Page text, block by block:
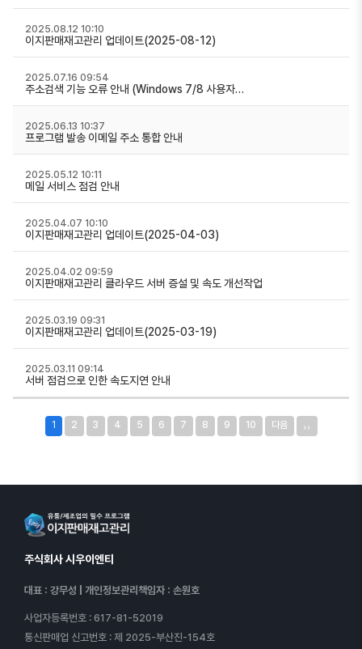
이지판매재고관리 업데이트(2025-08-12)
2025.08.12 10:10
주소검색 기능 오류 안내 (Windows 7/8 사용자…
2025.07.16 09:54
프로그램 발송 이메일 주소 통합 안내
2025.06.13 10:37
메일 서비스 점검 안내
2025.05.12 10:11
이지판매재고관리 업데이트(2025-04-03)
2025.04.07 10:10
이지판매재고관리 클라우드 서버 증설 및 속도 개선작업
2025.04.02 09:59
이지판매재고관리 업데이트(2025-03-19)
2025.03.19 09:31
서버 점검으로 인한 속도지연 안내
2025.03.11 09:14
1 2 3 4 5 6 7 8 9 10 다음 ››
주식회사 시우이엔티
대표 : 강무성 개인정보관리책임자 : 손원호
사업자등록번호 : 617-81-52019
통신판매업 신고번호 : 제 2025-부산진-154호